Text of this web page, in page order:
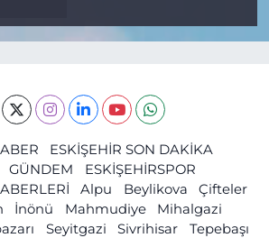
ESKİŞEHİR SON DAKİKA
GÜNDEM
ESKİŞEHİRSPOR
Alpu Beylikova
Çifteler
İnönü Mahmudiye
Mihalgazi
Seyitgazi Sivrihisar
Tepebaşı